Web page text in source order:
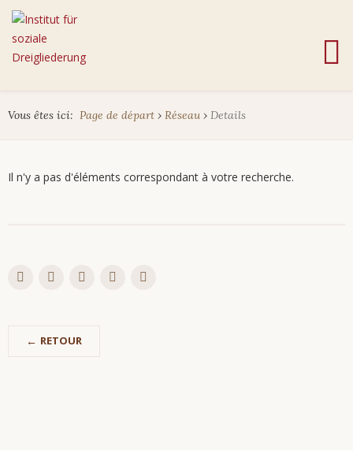
Vous êtes ici: Page de départ › Réseau › Details
Il n'y a pas d'éléments correspondant à votre recherche.
RETOUR